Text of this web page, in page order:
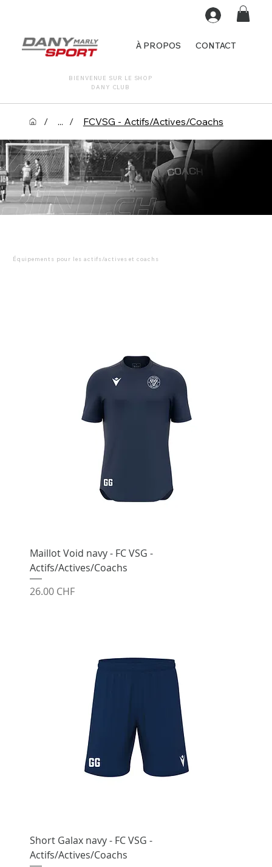
DANY CLUB
BIENVENUE SUR LE SHOP
À PROPOS CONTACT
/ ... / FCVSG - Actifs/Actives/Coachs
Équipements pour les actifs/actives et coachs
Maillot Void navy - FC VSG -
Actifs/Actives/Coachs
Prix
26.00 CHF
Short Galax navy - FC VSG -
Actifs/Actives/Coachs